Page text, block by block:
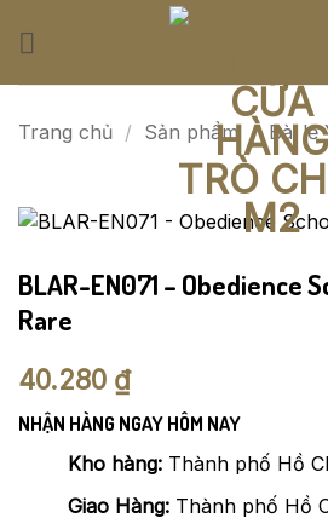
Trang chủ / Sản phẩm / Bài lẻ
BLAR-EN071 – Obedience
Rare
40.280 ₫
NHẬN HÀNG NGAY HÔM NAY
Kho hàng: Thành phố Hồ
Giao Hàng: Thành phố Hồ